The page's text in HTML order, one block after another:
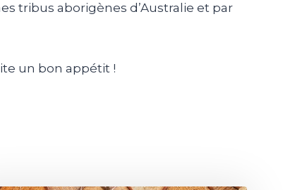
tribus aborigènes d’Australie et par
un bon appétit !